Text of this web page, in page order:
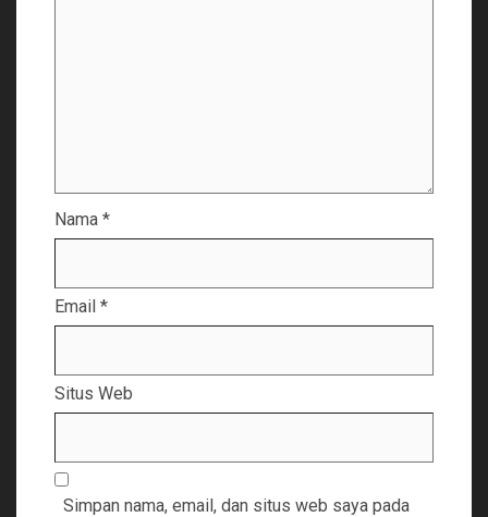
Nama *
Email *
Situs Web
Simpan nama, email, dan situs web saya pada